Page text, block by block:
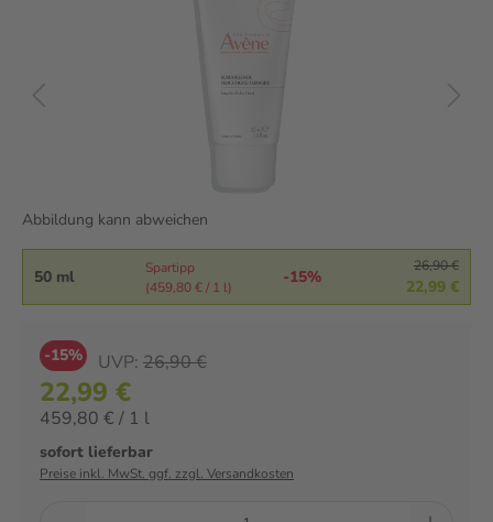
Abbildung kann abweichen
50 ml
Spartipp
(459,80 € / 1 l)
-15%
26,90 €
22,99 €
-15% UVP: 26,90 €
22,99 €
459,80 € / 1 l
sofort lieferbar
Preise inkl. MwSt. ggf. zzgl. Versandkosten